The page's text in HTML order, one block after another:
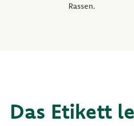
Rassen.
Das Etikett